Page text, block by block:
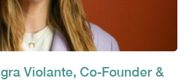
Violante, Co-Founder &